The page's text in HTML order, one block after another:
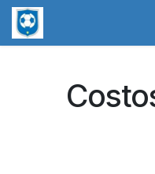
Ir al contenido